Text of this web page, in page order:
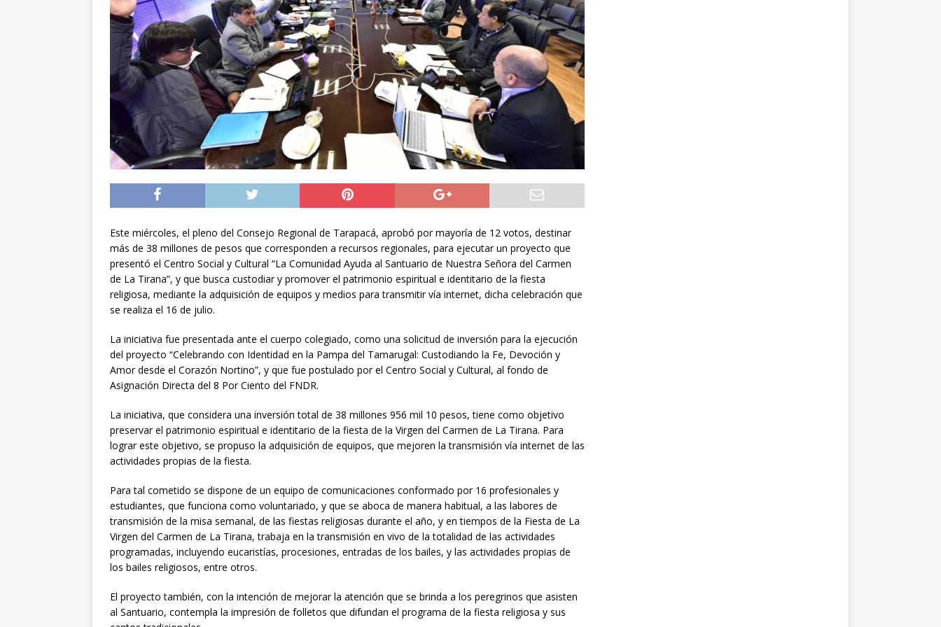
[ 07/08/2026 ] Chile y Venezuela reactivan oficialmente sus relaciones consulares tras
intercambio diplomático
NACIONAL
[ 07/08/2026 ]
Qué se sabe del grave accidente vehicular que sufrió Nelson Tapia:
conducía en estado de ebriedad
DEPORTES
[ 08/08/2026 ] Alerta preventiva para la Región de Tarapacá IQUIQUE
Este miércoles, el pleno del Consejo Regional de Tarapacá, aprobó por mayoría de 12 votos, destinar
más de 38 millones de pesos que corresponden a recursos regionales, para ejecutar un proyecto que
presentó el Centro Social y Cultural “La Comunidad Ayuda al Santuario de Nuestra Señora del Carmen
de La Tirana”, y que busca custodiar y promover el patrimonio espiritual e identitario de la fiesta
religiosa, mediante la adquisición de equipos y medios para transmitir vía internet, dicha celebración que
se realiza el 16 de julio.
La iniciativa fue presentada ante el cuerpo colegiado, como una solicitud de inversión para la ejecución
del proyecto “Celebrando con Identidad en la Pampa del Tamarugal: Custodiando la Fe, Devoción y
Amor desde el Corazón Nortino”, y que fue postulado por el Centro Social y Cultural, al fondo de
Asignación Directa del 8 Por Ciento del FNDR.
La iniciativa, que considera una inversión total de 38 millones 956 mil 10 pesos, tiene como objetivo
preservar el patrimonio espiritual e identitario de la fiesta de la Virgen del Carmen de La Tirana. Para
lograr este objetivo, se propuso la adquisición de equipos, que mejoren la transmisión vía internet de las
actividades propias de la fiesta.
Para tal cometido se dispone de un equipo de comunicaciones conformado por 16 profesionales y
estudiantes, que funciona como voluntariado, y que se aboca de manera habitual, a las labores de
transmisión de la misa semanal, de las fiestas religiosas durante el año, y en tiempos de la Fiesta de La
Virgen del Carmen de La Tirana, trabaja en la transmisión en vivo de la totalidad de las actividades
programadas, incluyendo eucaristías, procesiones, entradas de los bailes, y las actividades propias de
los bailes religiosos, entre otros.
El proyecto también, con la intención de mejorar la atención que se brinda a los peregrinos que asisten
al Santuario, contempla la impresión de folletos que difundan el programa de la fiesta religiosa y sus